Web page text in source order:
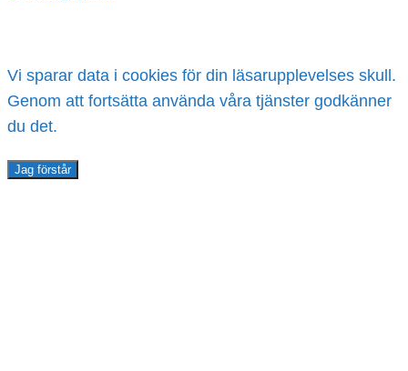
Vi sparar data i cookies för din läsarupplevelses skull.
Genom att fortsätta använda våra tjänster godkänner
du det.
Jag förstår